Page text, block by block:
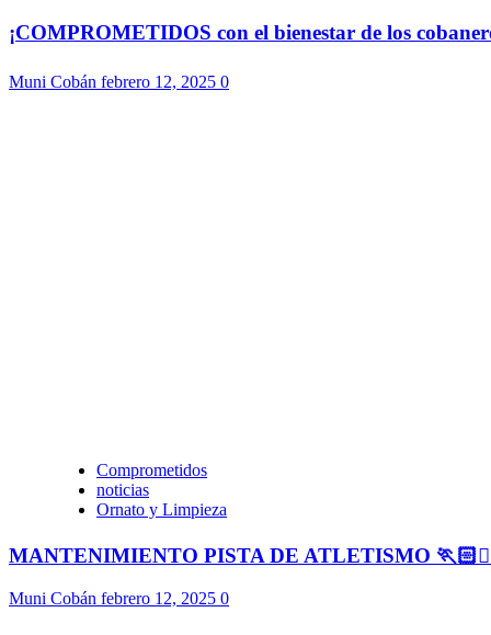
¡COMPROMETIDOS con el bienestar de los
Muni Cobán febrero 12, 2025 0
Comprometidos
noticias
Ornato y Limpieza
MANTENIMIENTO PISTA DE ATLETISMO
Muni Cobán febrero 12, 2025 0